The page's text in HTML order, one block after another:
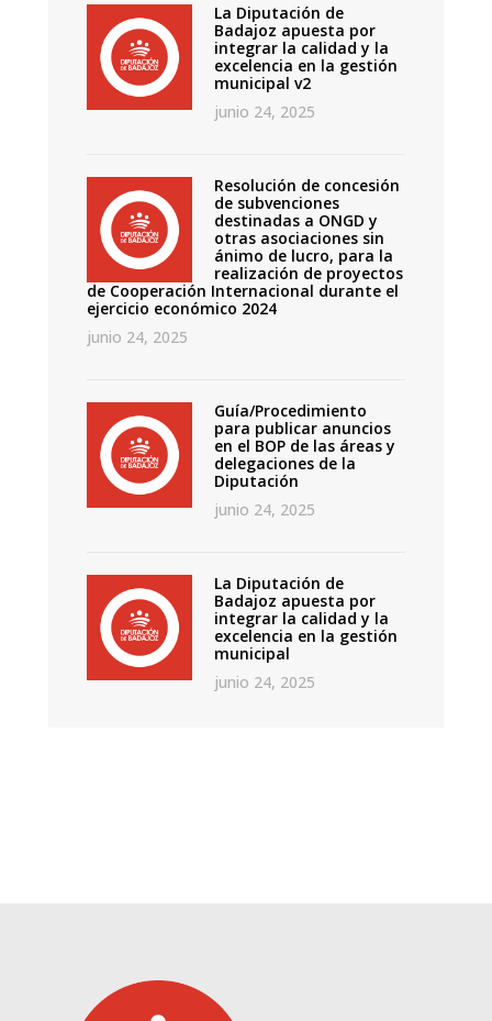
La Diputación de
Badajoz apuesta por
integrar la calidad y la
excelencia en la gestión
municipal v2
junio 24, 2025
Resolución de concesión
de subvenciones
destinadas a ONGD y
otras asociaciones sin
ánimo de lucro, para la
realización de proyectos
de Cooperación Internacional durante el
ejercicio económico 2024
junio 24, 2025
Guía/Procedimiento
para publicar anuncios
en el BOP de las áreas y
delegaciones de la
Diputación
junio 24, 2025
La Diputación de
Badajoz apuesta por
integrar la calidad y la
excelencia en la gestión
municipal
junio 24, 2025